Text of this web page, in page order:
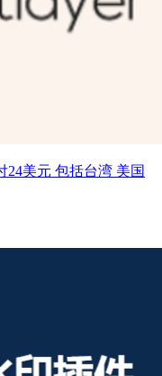
24美元 包括台湾 美国